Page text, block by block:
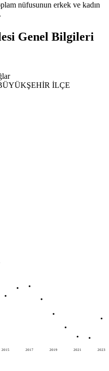
nüfusunun erkek ve kadın
Genel Bilgileri
İLÇE
2015 2017 2019 2021 2023